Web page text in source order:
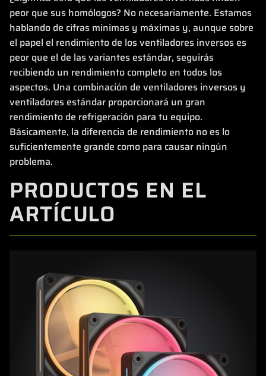
peor que sus homólogos? No necesariamente. Estamos
hablando de cifras mínimas y máximas y, aunque sobre
el papel el rendimiento de los ventiladores inversos es
peor que el de las variantes estándar, seguirás
recibiendo un rendimiento completo en todos los
aspectos. Una combinación de ventiladores inversos y
ventiladores estándar proporcionará un gran
rendimiento de refrigeración para tu equipo.
Básicamente, la diferencia de rendimiento no es lo
suficientemente grande como para causar ningún
problema.
PRODUCTOS EN EL
ARTÍCULO